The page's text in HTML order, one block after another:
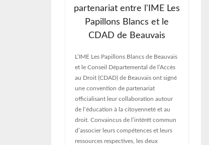
partenariat entre l'IME Les
Papillons Blancs et le
CDAD de Beauvais
L’IME Les Papillons Blancs de Beauvais
et le Conseil Départemental de l’Accès
au Droit (CDAD) de Beauvais ont signé
une convention de partenariat
officialisant leur collaboration autour
de l’éducation à la citoyenneté et au
droit. Convaincus de l’intérêt commun
d’associer leurs compétences et leurs
ressources respectives, les deux